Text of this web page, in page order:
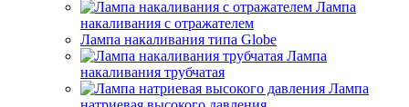
Лампа
накаливания с отражателем
Лампа накаливания типа Globe
Лампа
накаливания трубчатая
Лампа